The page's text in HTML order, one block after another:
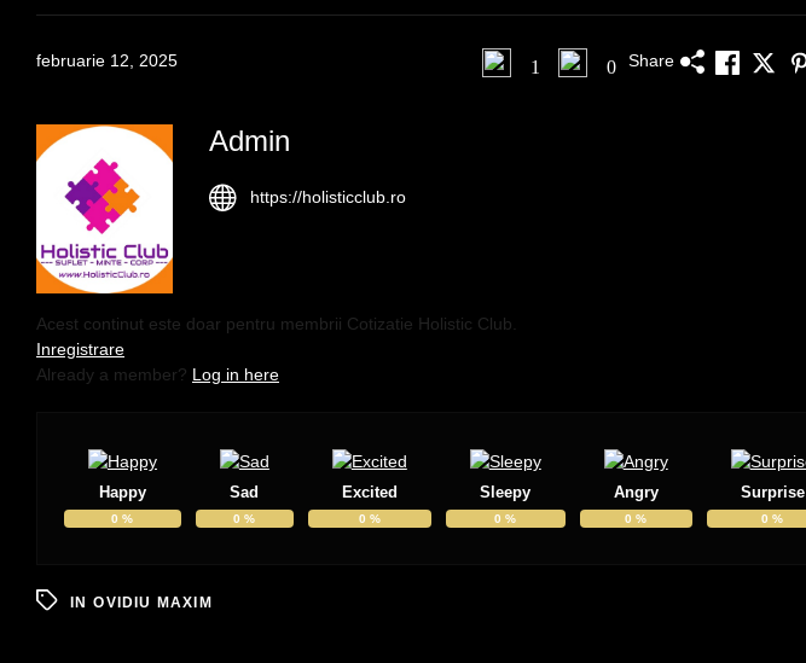
februarie 12, 2025 1 0 Share
Admin
https://holisticclub.ro
Acest continut este doar pentru membrii Cotizatie Holistic Club.
Inregistrare
Already a member? Log in here
Happy
0 %
Sad
0 %
Excited
0 %
Sleepy
0 %
Angry
0 %
Surprise
0 %
IN OVIDIU MAXIM